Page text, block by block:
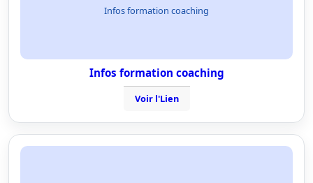
Infos formation coaching
Infos formation coaching
Voir l'Lien